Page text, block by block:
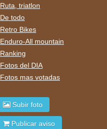
Ruta, triatlon
De todo
Retro Bikes
Enduro-All mountain
Ranking
Fotos del DIA
Fotos mas votadas
Subir foto
Publicar aviso